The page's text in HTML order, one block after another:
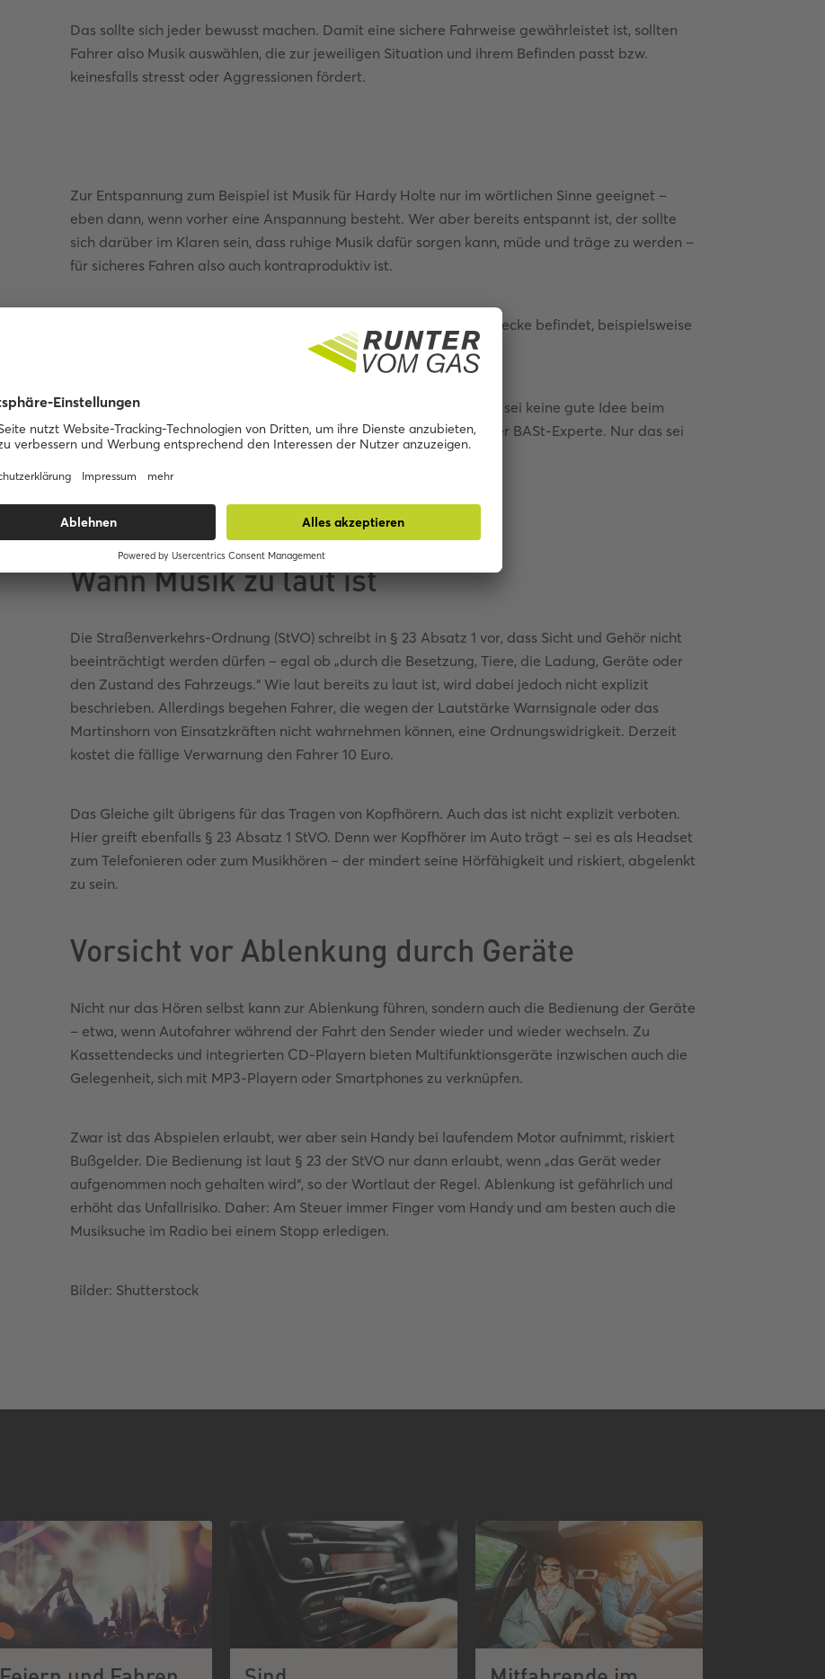
Das sollte sich jeder bewusst machen. Damit eine sichere Fahrweise gewährleistet ist, sollten
Fahrer also Musik auswählen, die zur jeweiligen Situation und ihrem Befinden passt bzw.
keinesfalls stresst oder Aggressionen fördert.
Zur Entspannung zum Beispiel ist Musik für Hardy Holte nur im wörtlichen Sinne geeignet –
eben dann, wenn vorher eine Anspannung besteht. Wer aber bereits entspannt ist, der sollte
sich darüber im Klaren sein, dass ruhige Musik dafür sorgen kann, müde und träge zu werden –
für sicheres Fahren also auch kontraproduktiv ist.
Das gilt umso mehr dann, wenn man sich auf einer monotonen Strecke befindet, beispielsweise
einem langen, geraden Reiseabschnitt.
Überhaupt: Musik zu hören, um sich bei Müdigkeit aufzuputschen, sei keine gute Idee beim
Fahren, sagt Holte. „Das Beste ist: anhalten und schlafen“, sagt der BASt-Experte. Nur das sei
langfristig effizient.
Wann Musik zu laut ist
Die Straßenverkehrs-Ordnung (StVO) schreibt in § 23 Absatz 1 vor, dass Sicht und Gehör nicht
beeinträchtigt werden dürfen – egal ob „durch die Besetzung, Tiere, die Ladung, Geräte oder
den Zustand des Fahrzeugs.“ Wie laut bereits zu laut ist, wird dabei jedoch nicht explizit
beschrieben. Allerdings begehen Fahrer, die wegen der Lautstärke Warnsignale oder das
Martinshorn von Einsatzkräften nicht wahrnehmen können, eine Ordnungswidrigkeit. Derzeit
kostet die fällige Verwarnung den Fahrer 10 Euro.
Das Gleiche gilt übrigens für das Tragen von Kopfhörern. Auch das ist nicht explizit verboten.
Hier greift ebenfalls § 23 Absatz 1 StVO. Denn wer Kopfhörer im Auto trägt – sei es als Headset
zum Telefonieren oder zum Musikhören – der mindert seine Hörfähigkeit und riskiert, abgelenkt
zu sein.
Vorsicht vor Ablenkung durch Geräte
Nicht nur das Hören selbst kann zur Ablenkung führen, sondern auch die Bedienung der Geräte
– etwa, wenn Autofahrer während der Fahrt den Sender wieder und wieder wechseln. Zu
Kassettendecks und integrierten CD-Playern bieten Multifunktionsgeräte inzwischen auch die
Gelegenheit, sich mit MP3-Playern oder Smartphones zu verknüpfen.
Zwar ist das Abspielen erlaubt, wer aber sein Handy bei laufendem Motor aufnimmt, riskiert
Bußgelder. Die Bedienung ist laut § 23 der StVO nur dann erlaubt, wenn „das Gerät weder
aufgenommen noch gehalten wird“, so der Wortlaut der Regel. Ablenkung ist gefährlich und
erhöht das Unfallrisiko. Daher: Am Steuer immer Finger vom Handy und am besten auch die
Musiksuche im Radio bei einem Stopp erledigen.
Bilder: Shutterstock